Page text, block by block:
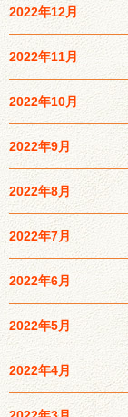
2022年12月
2022年11月
2022年10月
2022年9月
2022年8月
2022年7月
2022年6月
2022年5月
2022年4月